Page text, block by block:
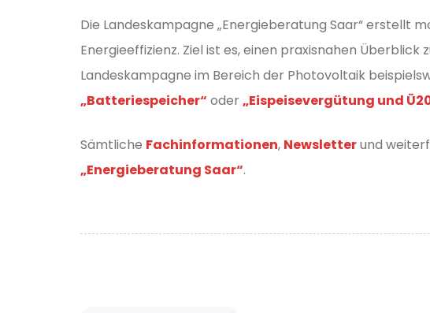
Die Landeskampagne „Energieberatung Saar“ erstellt
Energieeffizienz. Ziel ist es, einen praxisnahen
Landeskampagne im Bereich der Photovoltaik
„Batteriespeicher“ oder„Eispeisevergütung und
Sämtliche Fachinformationen, Newsletterund
„Energieberatung Saar“.